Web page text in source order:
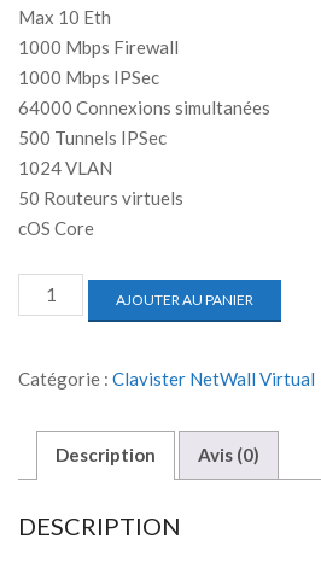
Max 10 Eth
1000 Mbps Firewall
1000 Mbps IPSec
64000 Connexions simultanées
500 Tunnels IPSec
1024 VLAN
50 Routeurs virtuels
cOS Core
AJOUTER AU PANIER
Catégorie : Clavister NetWall Virtual
Description Avis (0)
DESCRIPTION